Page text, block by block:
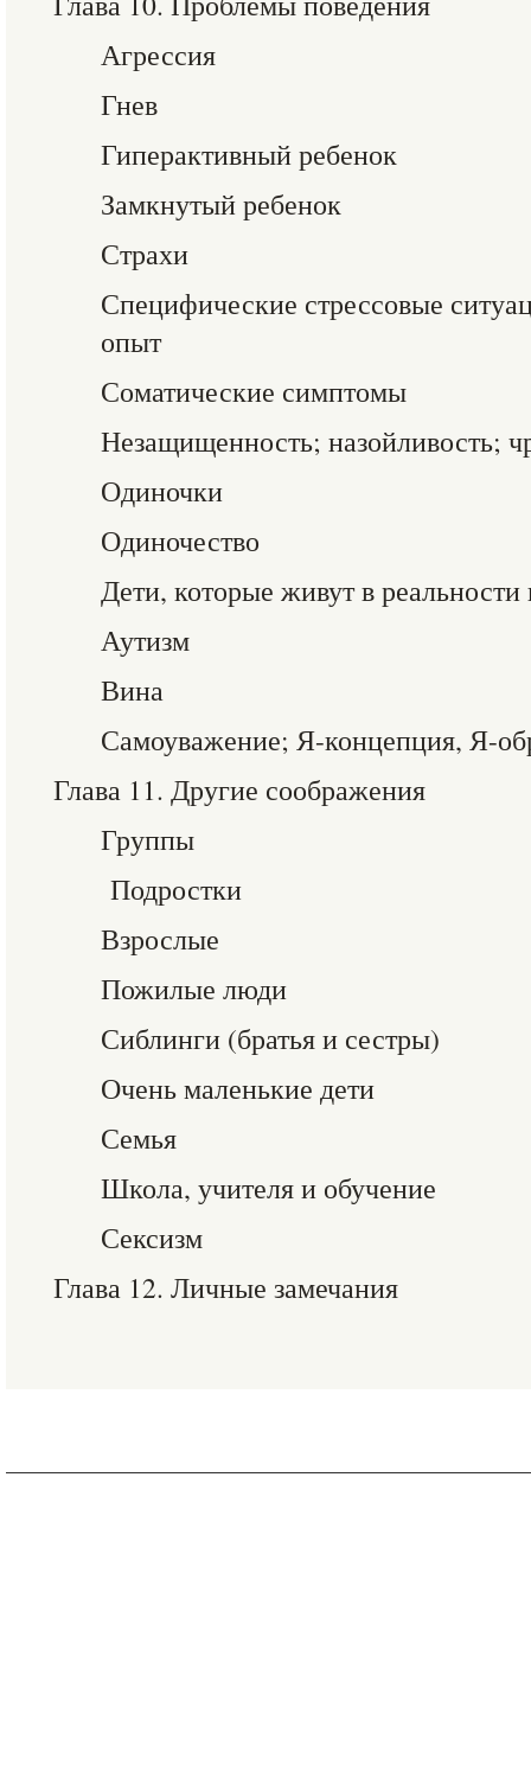
Агрессия
Гнев
Гиперактивный ребенок
Замкнутый ребенок
Страхи
Специфические стрессовые
опыт
Соматические симптомы
Незащищенность; назойливость;
Одиночки
Одиночество
Дети, которые живут в реальности
Аутизм
Вина
Самоуважение; Я-концепция, Я-
Глава 11. Другие соображения
Группы
Подростки
Взрослые
Пожилые люди
Сиблинги (братья и сестры)
Очень маленькие дети
Семья
Школа, учителя и обучение
Сексизм
Глава 12. Личные замечания